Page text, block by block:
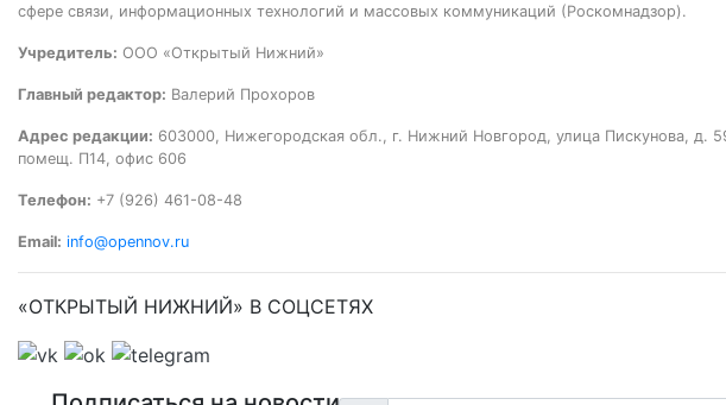
сфере связи, информационных технологий и массовых коммуникаций (Роскомнадзор).
Учредитель: ООО «Открытый Нижний»
Главный редактор: Валерий Прохоров
Адрес редакции: 603000, Нижегородская обл., г. Нижний Новгород, улица Пискунова, д.
помещ. П14, офис 606
Телефон: +7 (926) 461-08-48
Email: info@opennov.ru
«ОТКРЫТЫЙ НИЖНИЙ» В СОЦСЕТЯХ